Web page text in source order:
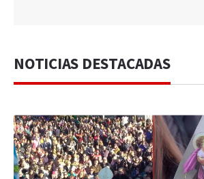
NOTICIAS DESTACADAS